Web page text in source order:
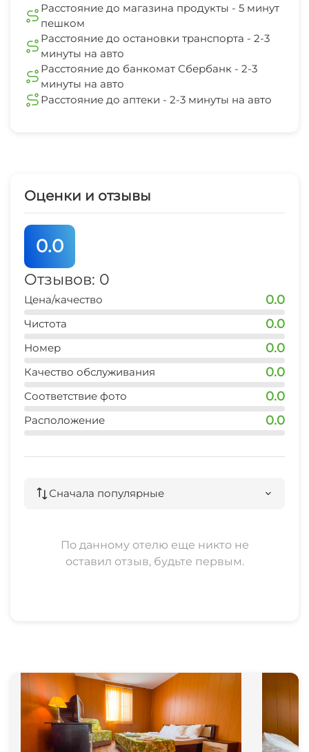
Расстояние до магазина продукты - 5 минут
пешком
Расстояние до остановки транспорта - 2-3
минуты на авто
Расстояние до банкомат Сбербанк - 2-3
минуты на авто
Расстояние до аптеки - 2-3 минуты на авто
Оценки и отзывы
0.0
Отзывов: 0
Цена/качество 0.0
Чистота 0.0
Номер 0.0
Качество обслуживания 0.0
Соответствие фото 0.0
Расположение 0.0
Сначала популярные
По данному отелю еще никто не
оставил отзыв, будьте первым.